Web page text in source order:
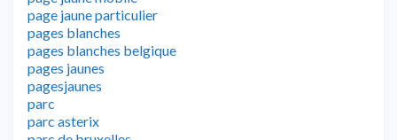
page jaune particulier
pages blanches
pages blanches belgique
pages jaunes
pagesjaunes
parc
parc asterix